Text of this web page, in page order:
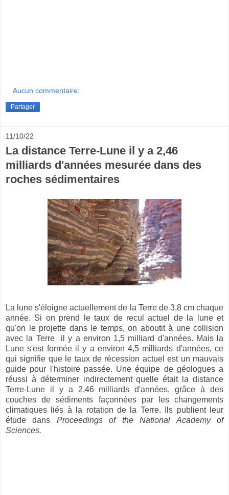
Aucun commentaire:
Partager
11/10/22
La distance Terre-Lune il y a 2,46
milliards d'années mesurée dans des
roches sédimentaires
La lune s'éloigne actuellement de la Terre de 3,8 cm chaque
année. Si on prend le taux de recul actuel de la lune et
qu'on le projette dans le temps, on aboutit à une collision
avec la Terre il y a environ 1,5 milliard d'années. Mais la
Lune s'est formée il y a environ 4,5 milliards d'années, ce
qui signifie que le taux de récession actuel est un mauvais
guide pour l'histoire passée. Une équipe de géologues a
réussi à déterminer indirectement quelle était la distance
Terre-Lune il y a 2,46 milliards d'années, grâce à des
couches de sédiments façonnées par les changements
climatiques liés à la rotation de la Terre. Ils publient leur
étude dans Proceedings of the National Academy of
Sciences.